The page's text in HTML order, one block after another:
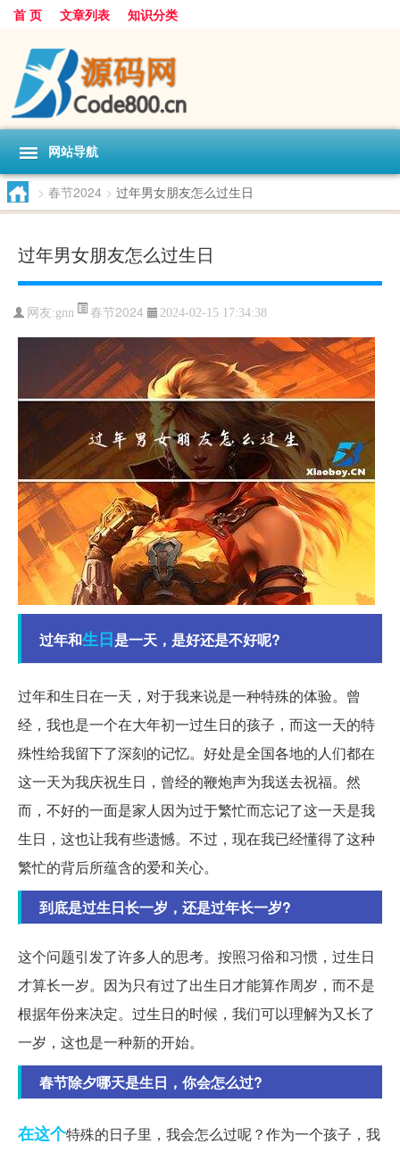
首 页 文章列表 知识分类
网站导航
> 春节2024 > 过年男女朋友怎么过生日
过年男女朋友怎么过生日
网友:gnn 春节2024 2024-02-15 17:34:38
过年和生日是一天，是好还是不好呢?
过年和生日在一天，对于我来说是一种特殊的体验。曾
经，我也是一个在大年初一过生日的孩子，而这一天的特
殊性给我留下了深刻的记忆。好处是全国各地的人们都在
这一天为我庆祝生日，曾经的鞭炮声为我送去祝福。然
而，不好的一面是家人因为过于繁忙而忘记了这一天是我
生日，这也让我有些遗憾。不过，现在我已经懂得了这种
繁忙的背后所蕴含的爱和关心。
到底是过生日长一岁，还是过年长一岁?
这个问题引发了许多人的思考。按照习俗和习惯，过生日
才算长一岁。因为只有过了出生日才能算作周岁，而不是
根据年份来决定。过生日的时候，我们可以理解为又长了
一岁，这也是一种新的开始。
春节除夕哪天是生日，你会怎么过?
在这个特殊的日子里，我会怎么过呢？作为一个孩子，我